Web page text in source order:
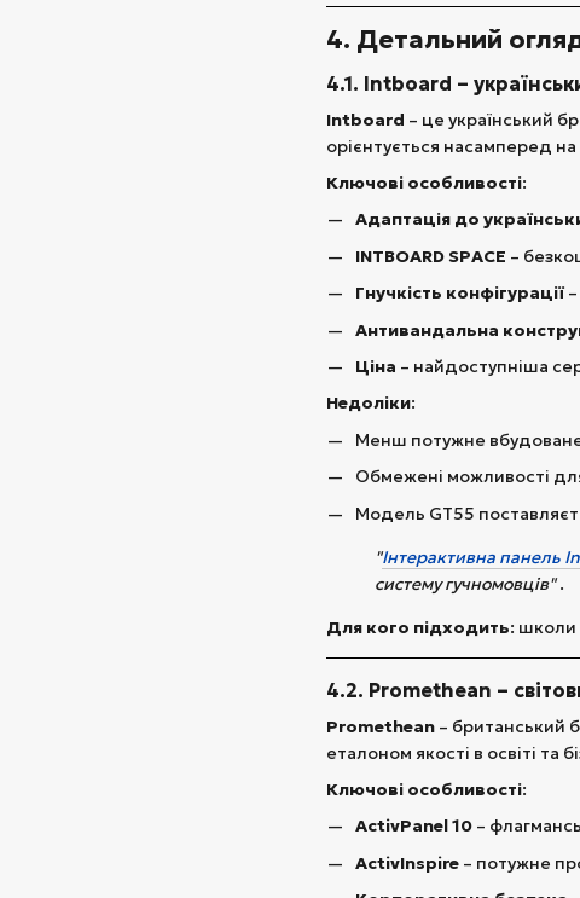
4. Детальний
4.1. Intboard –
Intboard – це український
орієнтується насамперед на
Ключові особливості:
Адаптація до
INTBOARD SPACE –
Гнучкість конфігурації–
Антивандальна
Ціна – найдоступніша
Недоліки:
Менш потужне
Обмежені можливості
Модель GT55
"Інтерактивна панель
систему гучномовців".
Для кого підходить: школи
4.2. Promethean –
Promethean – британський
еталоном якості в освіті та
Ключові особливості:
ActivPanel 10 –
ActivInspire – потужне